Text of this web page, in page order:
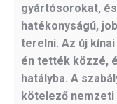
gyártósorokat,
hatékonyságú,
terelni. Az új kínai
én tették közzé,
hatályba. A
kötelező